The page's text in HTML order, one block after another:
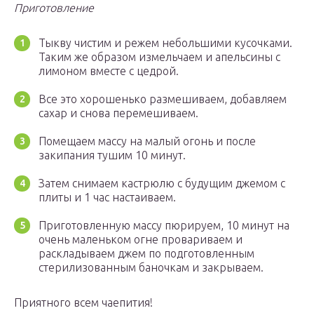
Приготовление
Тыкву чистим и режем небольшими кусочками.
Таким же образом измельчаем и апельсины с
лимоном вместе с цедрой.
Все это хорошенько размешиваем, добавляем
сахар и снова перемешиваем.
Помещаем массу на малый огонь и после
закипания тушим 10 минут.
Затем снимаем кастрюлю с будущим джемом с
плиты и 1 час настаиваем.
Приготовленную массу пюрируем, 10 минут на
очень маленьком огне провариваем и
раскладываем джем по подготовленным
стерилизованным баночкам и закрываем.
Приятного всем чаепития!